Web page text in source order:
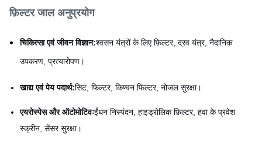
फ़िल्टर जाल अनुप्रयोग
चिकित्सा एवं जीवन विज्ञान:श्वसन यंत्रों के लिए फ़िल्टर, द्रव यंत्र, नैदानिक
उपकरण, प्रत्यारोपण।
खाद्य एवं पेय पदार्थ:सिट, फिल्टर, किण्वन फिल्टर, नोजल सुरक्षा।
एयरोस्पेस और ऑटोमोटिवःईंधन निस्पंदन, हाइड्रोलिक फ़िल्टर, हवा के प्रवेश
स्क्रीन, सेंसर सुरक्षा।